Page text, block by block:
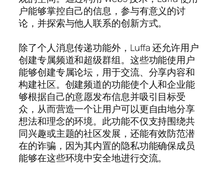
户能够掌控自己的信息，参与有意义的讨
论，并探索与他人联系的创新方式。
除了个人消息传递功能外，Luffa 还允许用户
创建专属频道和超级群组。这些功能使用户
能够创建专属论坛，用于交流、分享内容和
构建社区。创建频道的功能使个人和企业能
够根据自己的意愿发布信息并吸引目标受
众，从而营造一个让用户可以更自由地分享
想法和理念的环境。此功能不仅支持围绕共
同兴趣或主题的社区发展，还能有效防范潜
在的诈骗，因为其内置的隐私功能确保成员
能够在这些环境中安全地进行交流。